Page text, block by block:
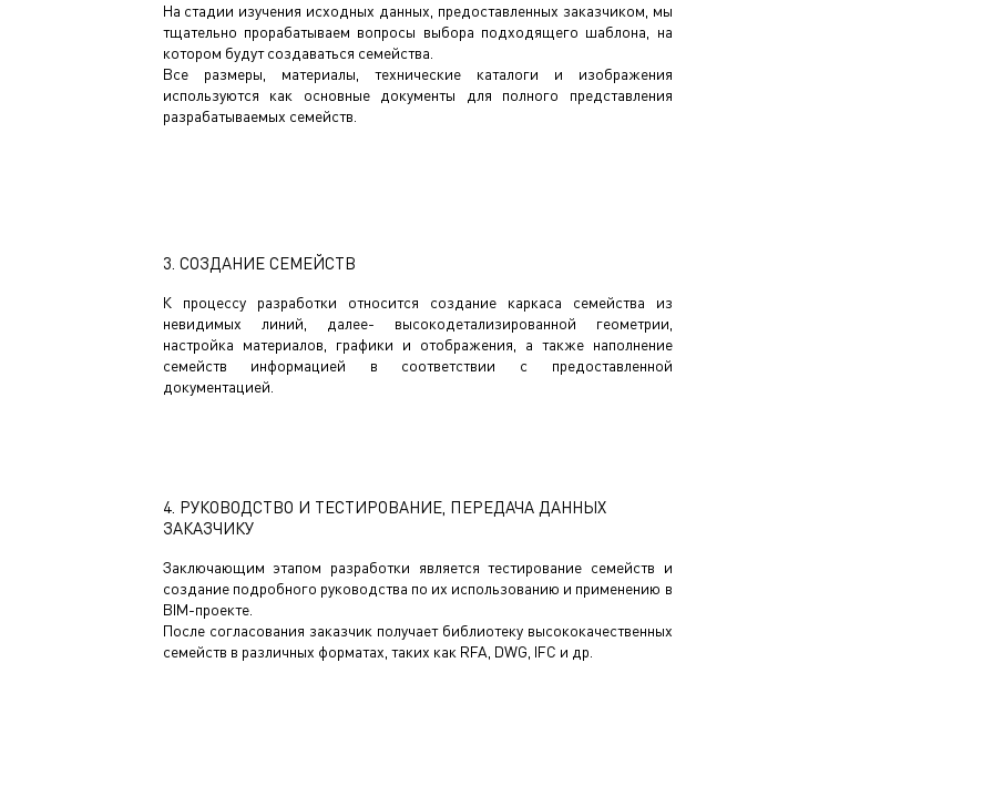
На стадии изучения исходных данных, предоставленных заказчиком, мы
тщательно прорабатываем вопросы выбора подходящего шаблона, на
котором будут создаваться семейства.
Все размеры, материалы, технические каталоги и изображения
используются как основные документы для полного представления
разрабатываемых семейств.
3. СОЗДАНИЕ СЕМЕЙСТВ
К процессу разработки относится создание каркаса семейства из
невидимых линий, далее- высокодетализированной геометрии,
настройка материалов, графики и отображения, а также наполнение
семейств информацией в соответствии с предоставленной
документацией.
4. РУКОВОДСТВО И ТЕСТИРОВАНИЕ, ПЕРЕДАЧА ДАННЫХ
ЗАКАЗЧИКУ
Заключающим этапом разработки является тестирование семейств и
создание подробного руководства по их использованию и применению в
BIM-проекте.
После согласования заказчик получает библиотеку высококачественных
семейств в различных форматах, таких как RFA, DWG, IFC и др.